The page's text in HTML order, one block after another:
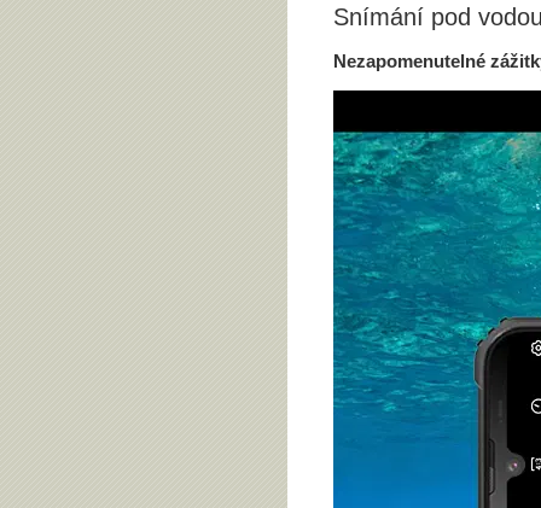
Snímání pod
Nezapomenutelné